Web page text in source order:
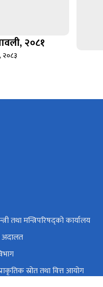
२०८१
२०८३
तथा मन्त्रिपरिषद्को कार्यालय
अदालत
प्राकृतिक स्रोत तथा वित्त आयोग